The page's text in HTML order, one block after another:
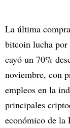
La última
bitcoin lucha por
cayó un 70%
noviembre, con
empleos en la
principales
económico de la